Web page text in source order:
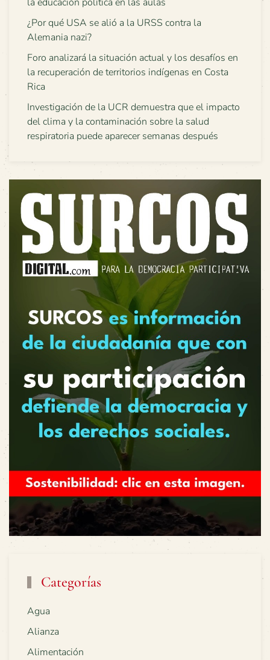
¿Por qué USA se alió a la URSS contra la
Alemania nazi?
Foro analizará la situación actual y los desafíos en
la recuperación de territorios indígenas en Costa
Rica
Investigación de la UCR demuestra que el impacto
del clima y la contaminación sobre la salud
respiratoria puede aparecer semanas después
Categorías
Agua
Alianza
Alimentación